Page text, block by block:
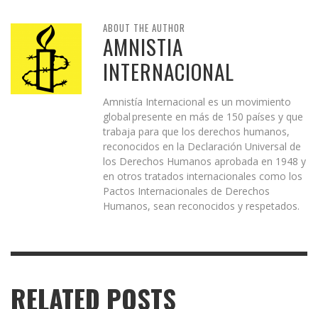
ABOUT THE AUTHOR
AMNISTIA
INTERNACIONAL
Amnistía Internacional es un movimiento
global presente en más de 150 países y que
trabaja para que los derechos humanos,
reconocidos en la Declaración Universal de
los Derechos Humanos aprobada en 1948 y
en otros tratados internacionales como los
Pactos Internacionales de Derechos
Humanos, sean reconocidos y respetados.
RELATED POSTS